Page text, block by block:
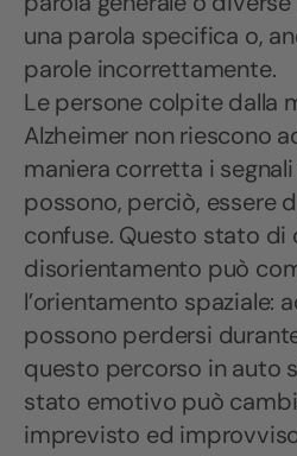
una parola specifica o,
parole incorrettamente.
Le persone colpite dalla
Alzheimer non riescono
maniera corretta i
possono, perciò, essere
confuse. Questo stato di
disorientamento può
l’orientamento spaziale:
possono perdersi
questo percorso in auto
stato emotivo può
imprevisto ed